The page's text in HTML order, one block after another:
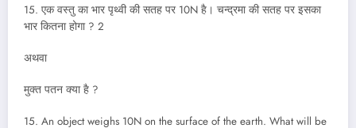
15. एक वस्तु का भार पृथ्वी की सतह पर 10N है। चन्द्रमा की सतह पर इसका
भार कितना होगा ? 2
अथवा
मुक्त पतन क्या है ?
15. An object weighs 10N on the surface of the earth. What will be